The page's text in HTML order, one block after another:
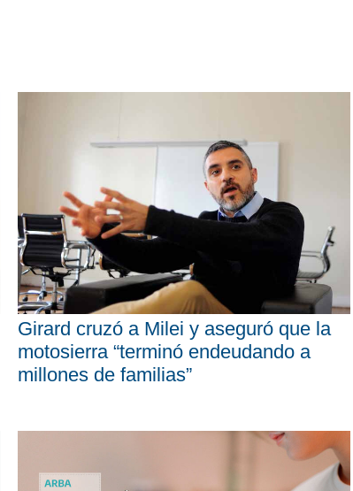
Girard cruzó a Milei y aseguró que la
motosierra “terminó endeudando a
millones de familias”